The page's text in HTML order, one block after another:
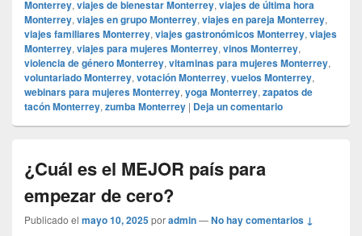
Monterrey, viajes de bienestar Monterrey, viajes de última hora
Monterrey, viajes en grupo Monterrey, viajes en pareja Monterrey,
viajes familiares Monterrey, viajes gastronómicos Monterrey, viajes
Monterrey, viajes para mujeres Monterrey, vinos Monterrey,
violencia de género Monterrey, vitaminas para mujeres Monterrey,
voluntariado Monterrey, votación Monterrey, vuelos Monterrey,
webinars para mujeres Monterrey, yoga Monterrey, zapatos de
tacón Monterrey, zumba Monterrey | Deja un comentario
¿Cuál es el MEJOR país para
empezar de cero?
Publicado el mayo 10, 2025poradmin—No hay comentarios ↓